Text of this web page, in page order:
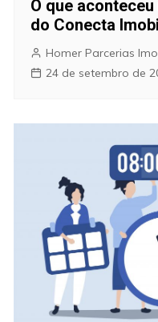
O que
do Conecta Imobi
Homer Parcerias
24 de setembro de